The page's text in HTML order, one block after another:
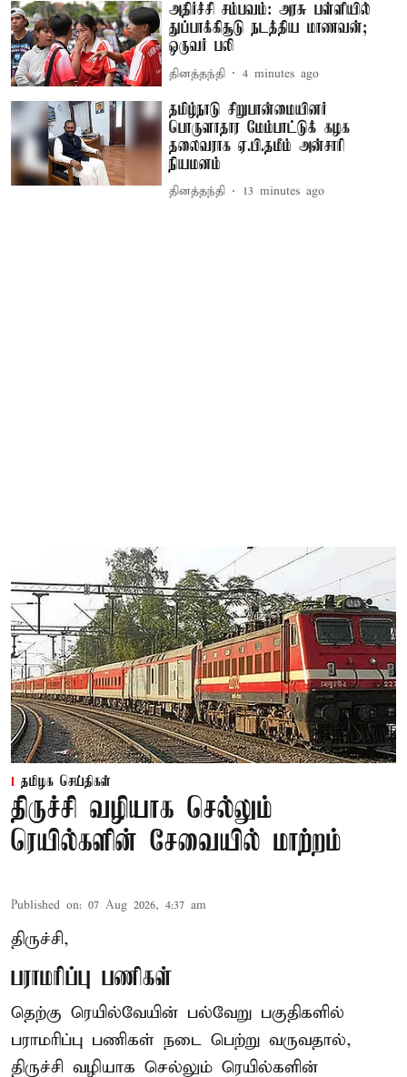
அதிர்ச்சி சம்பவம்: அரசு பள்ளியில்
துப்பாக்கிசூடு நடத்திய மாணவன்;
ஒருவர் பலி
தினத்தந்தி 4 minutes ago
தமிழ்நாடு சிறுபான்மையினர்
பொருளாதார மேம்பாட்டுக் கழக
தலைவராக ஏ.பி.தமீம் அன்சாரி
நியமனம்
தினத்தந்தி 13 minutes ago
தமிழக செய்திகள்
திருச்சி வழியாக செல்லும்
ரெயில்களின் சேவையில் மாற்றம்
Published on: 07 Aug 2026, 4:37 am
திருச்சி,
பராமரிப்பு பணிகள்
தெற்கு ரெயில்வேயின் பல்வேறு பகுதிகளில்
பராமரிப்பு பணிகள் நடை பெற்று வருவதால்,
திருச்சி வழியாக செல்லும் ரெயில்களின்